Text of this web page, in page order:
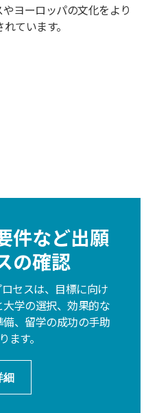
ヨーロッパの文化をより
ています。
件など出願
の確認
セスは、目標に向け
学の選択、効果的な
、留学の成功の手助
ます。
細